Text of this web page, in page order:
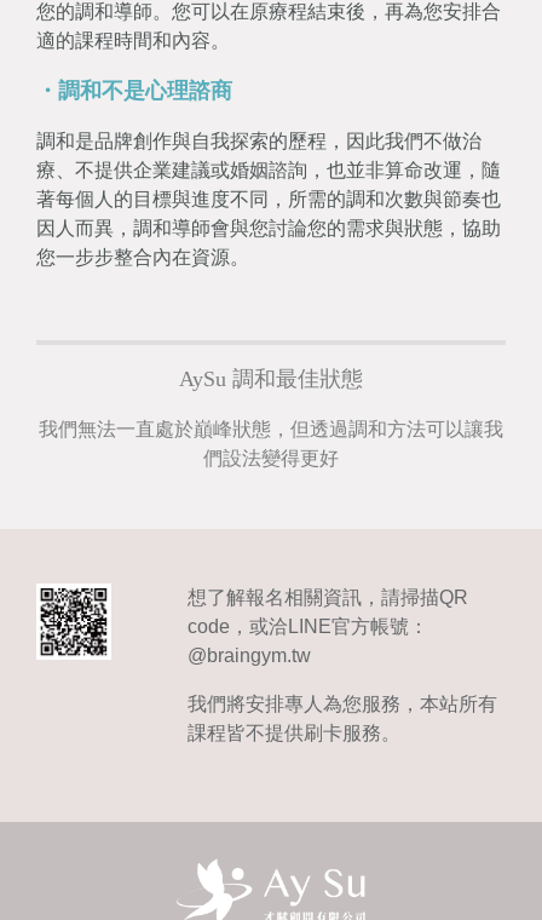
您的調和導師。您可以在原療程結束後，再為您安排合
適的課程時間和內容。
・調和不是心理諮商
調和是品牌創作與自我探索的歷程，因此我們不做治
療、不提供企業建議或婚姻諮詢，也並非算命改運，隨
著每個人的目標與進度不同，所需的調和次數與節奏也
因人而異，調和導師會與您討論您的需求與狀態，協助
您一步步整合內在資源。
AySu 調和最佳狀態
我們無法一直處於巔峰狀態，但透過調和方法可以讓我
們設法變得更好
想了解報名相關資訊，請掃描QR
code，或洽LINE官方帳號：
@braingym.tw
我們將安排專人為您服務，本站所有
課程皆不提供刷卡服務。